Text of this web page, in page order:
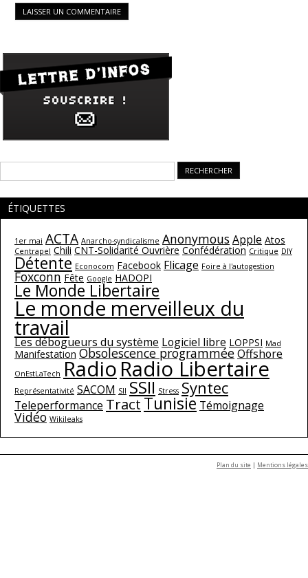
ÉTIQUETTES
1er mai ACTA Anarcho-syndicalisme AnonymousApple Atos
Centrapel Chili CNT-Solidarité Ouvrière Confédération Critique DIY
Détente Econocom Facebook Flicage Foire à l'autogestion
Foxconn Fête Google HADOPI
Le Monde Libertaire
Le monde merveilleux du
travail
Les débogueurs du système Logiciel libre LOPPSI Mad
Manifestation Obsolescence programméeOffshore
OnEstLaTech RadioRadio Libertaire
Représentativité SACOM SII SSII Stress Syntec
Teleperformance TractTunisie Témoignage
Vidéo Wikileaks
Plan du site | Mentions légales